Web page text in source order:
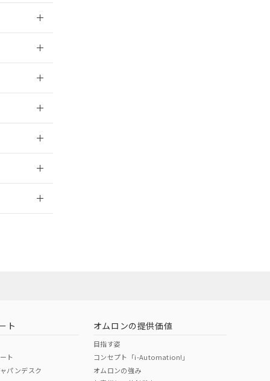
ト
ト
パンデスク
オムロンの提供価値
目指す姿
コンセプト「i-Automation!」
オムロンの強み